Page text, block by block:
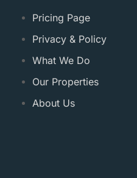
Pricing Page
Privacy & Policy
What We Do
Our Properties
About Us